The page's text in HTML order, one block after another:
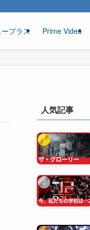
プラス Prime Video
人気記事